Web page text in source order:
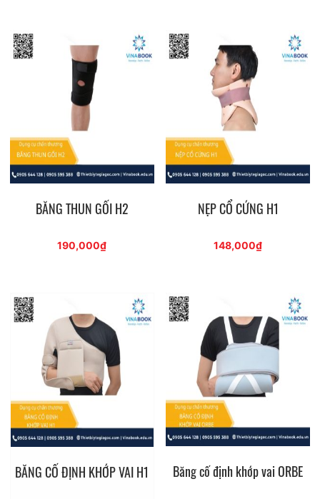
BĂNG THUN GỐI H2
190,000₫
NẸP CỔ CỨNG H1
148,000₫
BĂNG CỐ ĐỊNH KHỚP VAI H1 Băng cố định khớp vai ORBE